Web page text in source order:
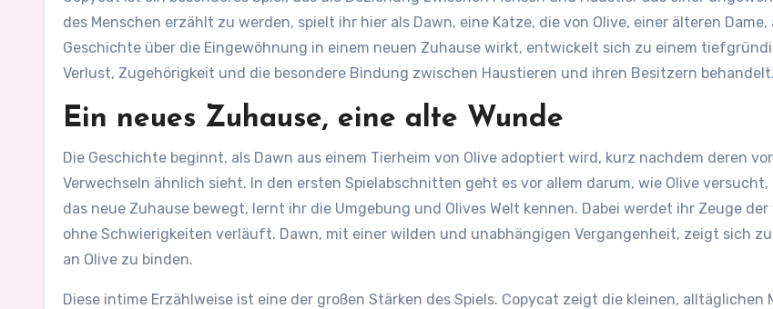
des Menschen erzählt zu werden, spielt ihr hier als Dawn, eine Katze, die von Olive, einer älteren
Geschichte über die Eingewöhnung in einem neuen Zuhause wirkt, entwickelt sich zu einem
Verlust, Zugehörigkeit und die besondere Bindung zwischen Haustieren und ihren Besitzern behandelt.
Ein neues Zuhause, eine alte Wunde
Die Geschichte beginnt, als Dawn aus einem Tierheim von Olive adoptiert wird, kurz nachdem deren
Verwechseln ähnlich sieht. In den ersten Spielabschnitten geht es vor allem darum, wie Olive
das neue Zuhause bewegt, lernt ihr die Umgebung und Olives Welt kennen. Dabei werdet ihr Zeuge
ohne Schwierigkeiten verläuft. Dawn, mit einer wilden und unabhängigen Vergangenheit, zeigt sich
an Olive zu binden.
Diese intime Erzählweise ist eine der großen Stärken des Spiels. Copycat zeigt die kleinen,